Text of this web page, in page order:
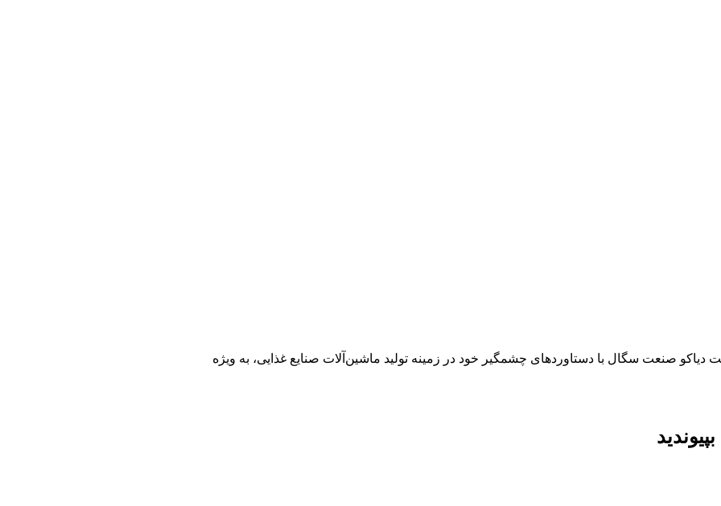
صنعت سگال با دستاوردهای چشمگیر خود در زمینه تولید ماشین‌آلات صنایع غذایی، به ویژه